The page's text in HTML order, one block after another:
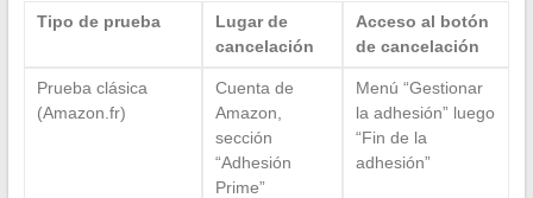
Tipo de prueba
Lugar de
cancelación
Acceso al botón
de cancelación
Prueba clásica
(Amazon.fr)
Cuenta de
Amazon,
sección
“Adhesión
Prime”
Menú “Gestionar
la adhesión” luego
“Fin de la
adhesión”